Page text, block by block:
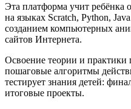
Эта платформа учит ребёнка
на языках Scratch, Python,
созданием компьютерных
сайтов Интернета.
Освоение теории и практики
пошаговые алгоритмы
тестирует знания детей:
итоговые проекты.